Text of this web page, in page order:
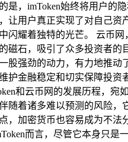
是，imToken始终将用户
让用户真正实现了对自己
闪耀着独特的光芒。 云币
磁石，吸引了众多投资者
股强劲的动力，有力地推
护金融稳定和切实保障投
和云币网的发展历程，
随着诸多难以预测的风险
，加密货币也容易成为不
而言，尽管它本身只